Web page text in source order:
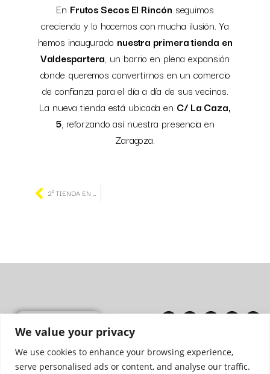
We value your privacy
We use cookies to enhance your browsing experience,
serve personalised ads or content, and analyse our traffic.
En Frutos Secos El Rincón seguimos
creciendo y lo hacemos con mucha ilusión. Ya
hemos inaugurado nuestra primera tienda en
Valdespartera, un barrio en plena expansión
donde queremos convertirnos en un comercio
de confianza para el día a día de sus vecinos.
La nueva tienda está ubicada en C/ La Caza,
5, reforzando así nuestra presencia en
Zaragoza.
2ª TIENDA EN HUESCA
Aviso Legal